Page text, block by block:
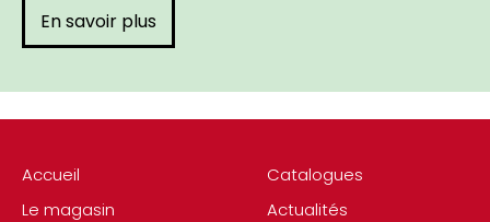
Accueil
Le magasin
Catalogues
Actualités
En savoir plus